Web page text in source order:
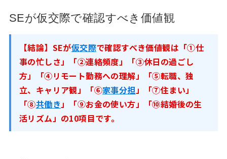
SEが仮交際で確認すべき価値観
【結論】SEが仮交際で確認すべき価値観は「①仕
事の忙しさ」「②連絡頻度」「③休日の過ごし
方」「④リモート勤務への理解」「⑤転職、独
立、キャリア観」「⑥家事分担」「⑦住まい」
「⑧共働き」「⑨お金の使い方」「⑩結婚後の生
活リズム」の10項目です。